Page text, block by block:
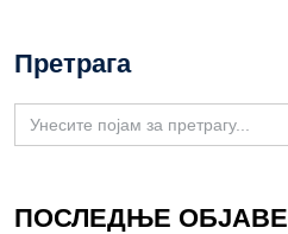
Претрага
Search
for:
ПОСЛЕДЊЕ ОБЈАВЕ